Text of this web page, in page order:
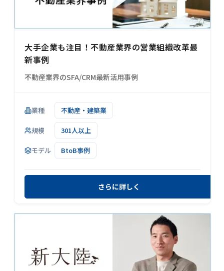
大手企業も注目！不動産業界の営業組織改革最
新事例
不動産業界のSFA/CRM最新活用事例
業種 不動産・建築業
規模 301人以上
モデル BtoB事例
さらに詳しく